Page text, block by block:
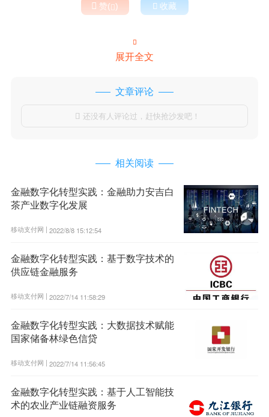
 赞()  收藏

展开全文
文章评论
 还没有人评论过，赶快抢沙发吧！
相关阅读
金融数字化转型实践：金融助力安吉白
茶产业数字化发展
移动支付网 | 2022/8/8 15:12:54
金融数字化转型实践：基于数字技术的
供应链金融服务
移动支付网 | 2022/7/14 11:58:29
金融数字化转型实践：大数据技术赋能
国家储备林绿色信贷
移动支付网 | 2022/7/14 11:56:45
金融数字化转型实践：基于人工智能技
术的农业产业链融资服务